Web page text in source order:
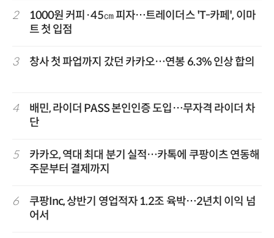
2
1000원 커피·45㎝ 피자…트레이더스 'T-카페', 이마
트 첫 입점
3 창사 첫 파업까지 갔던 카카오…연봉 6.3% 인상 합의
4
배민, 라이더 PASS 본인인증 도입…무자격 라이더 차
단
5
카카오, 역대 최대 분기 실적…카톡에 쿠팡이츠 연동해
주문부터 결제까지
6
쿠팡Inc, 상반기 영업적자 1.2조 육박…2년치 이익 넘
어서